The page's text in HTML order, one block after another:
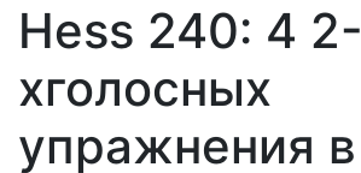
Hess 240: 4 2-
хголосных
упражнения в